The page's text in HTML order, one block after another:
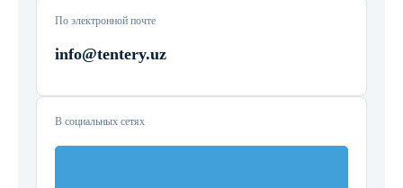
По электронной почте
info@tentery.uz
В социальных сетях